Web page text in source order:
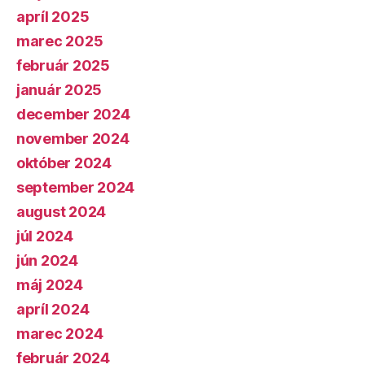
apríl 2025
marec 2025
február 2025
január 2025
december 2024
november 2024
október 2024
september 2024
august 2024
júl 2024
jún 2024
máj 2024
apríl 2024
marec 2024
február 2024